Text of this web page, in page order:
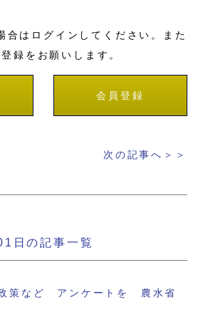
合はログインしてください。また
録をお願いします。
会員登録
次の記事へ＞＞
日の記事一覧
策など アンケートを 農水省